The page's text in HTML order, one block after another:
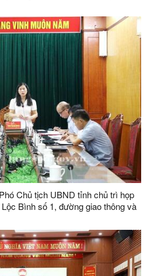
Chủ tịch UBND tỉnh chủ trì họp
Bình số 1, đường giao thông và